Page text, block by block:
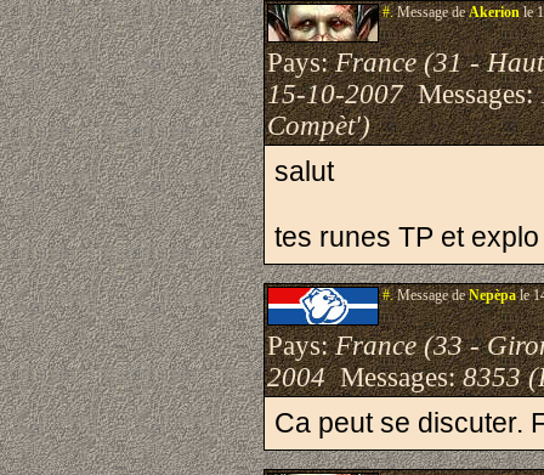
#.Message deAkerionle
Pays:France (31 -
15-10-2007Messages:
Compèt')
salut
tes runes TP et
#.Message deNepèpale
Pays:France (33 -
2004Messages:8353
Ca peut se discuter.